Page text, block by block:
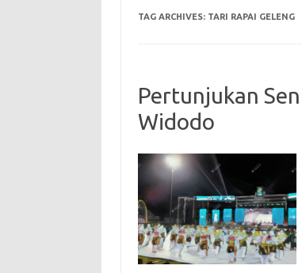
TAG ARCHIVES: TARI RAPAI GELENG
Pertunjukan
Widodo